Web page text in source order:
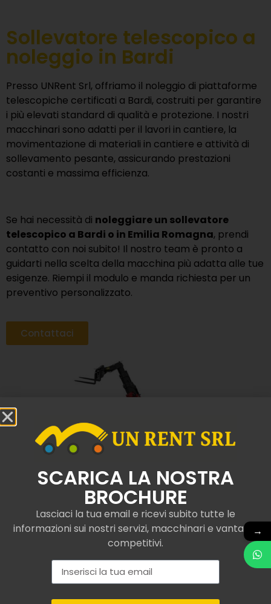
Sollevatore telescopico a
noleggio in Bardi
Presso UNRent Srl, offriamo il noleggio di piattaforme
telescopiche certificati a Bardi, costruiti per garantire
i più elevati standard di qualità e protezione. I nostri
macchinari sono adatti per il lavori in cantiere, la
movimentazione di materiali in cantiere e attività di
sollevamento pesante, assicurando prestazioni
costanti e massima efficienza.
Se hai necessità di noleggiare un sollevatore
telescopico a Bardi o in Emilia Romagna, prendi
contatto con noi subito! Il nostro team è pronto a
guidarti nella scelta della macchina più adatta alle tue
esigenze. Riempi il modulo e manda richiesta per un
preventivo personalizzato.
Contattaci
→
SCARICA LA NOSTRA
BROCHURE
Lasciaci la tua email e ricevi subito tutte le
informazioni sui nostri servizi, macchinari e vantaggi
competitivi.